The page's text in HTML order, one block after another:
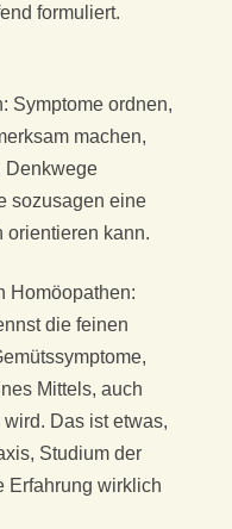
formuliert.
Symptome ordnen,
machen,
Denkwege
sozusagen eine
orientieren kann.
Homöopathen:
die feinen
Mittels, auch
Das ist etwas,
Studium der
Erfahrung wirklich